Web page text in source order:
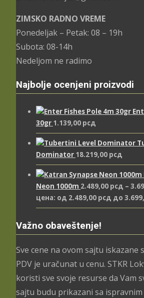
ZIMSKO RADNO VREME
Ponedeljak – Petak: 08 – 19h
Subota: 08-14h
Nedeljom ne radimo
Najbolje ocenjeni proizvodi
30gr 1.139,00 рсд
Dominator 18.219,00 рсд
Neon 1000m 2.489,00 рсд –
цена: од 2.489,00 рсд до
Važno obaveštenje!
Sve cene na ovom sajtu iskazane
PDV je uračunat u cenu. STKR
koristi sve svoje resurse da Vam
sajtu budu prikazani sa ispravnim